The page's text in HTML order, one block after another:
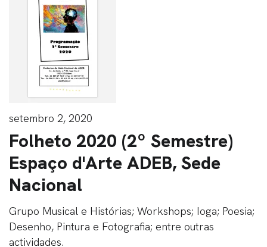
setembro 2, 2020
Folheto 2020 (2º Semestre)
Espaço d'Arte ADEB, Sede
Nacional
Grupo Musical e Histórias; Workshops; Ioga; Poesia;
Desenho, Pintura e Fotografia; entre outras
actividades.